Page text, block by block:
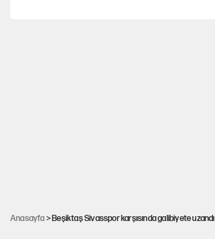
Anasayfa > Beşiktaş Sivasspor karşısında galibiyete uzandı